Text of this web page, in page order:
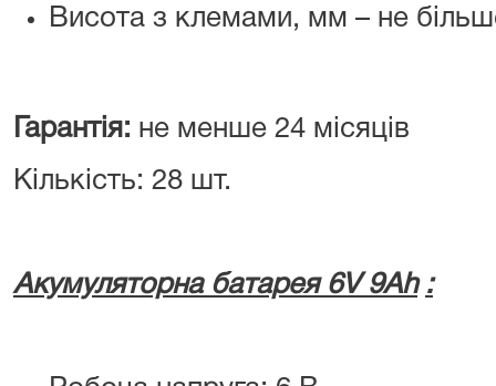
Висота з клемами, мм – не
Гарантія: не менше 24 місяців
Кількість: 28 шт.
Акумуляторна батарея 6V 9Ah :